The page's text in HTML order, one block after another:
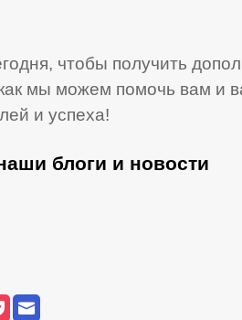
чтобы получить
мы можем помочь вам и
и успеха!
блоги и новости